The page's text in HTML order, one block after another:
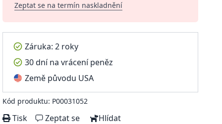
Zeptat se na termín naskladnění
Záruka: 2 roky
30 dní na vrácení peněz
Země původu USA
Kód produktu: P00031052
Tisk Zeptat se Hlídat